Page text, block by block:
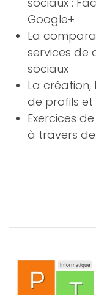
Google+
La
services de
sociaux
La
de profils
Exercices
à travers